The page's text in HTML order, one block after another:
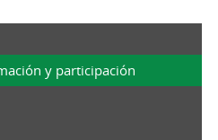
y participación